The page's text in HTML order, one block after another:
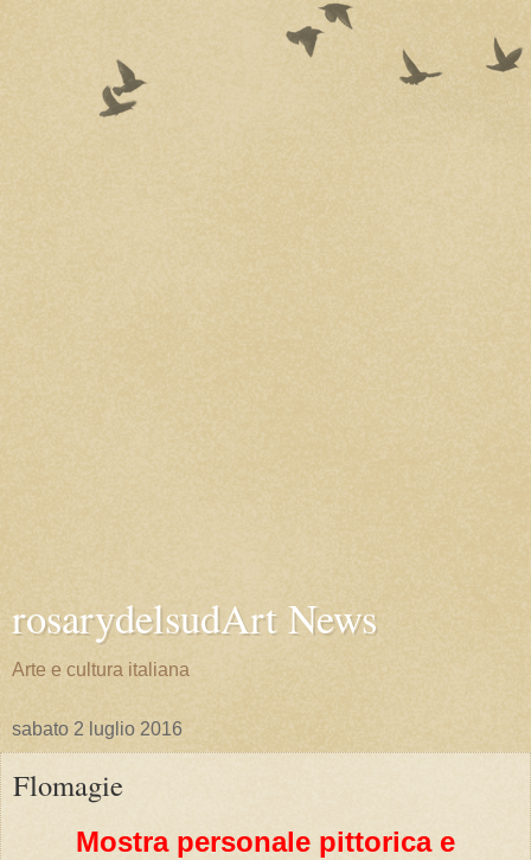
rosarydelsudArt News
Arte e cultura italiana
sabato 2 luglio 2016
Flomagie
Mostra personale pittorica e